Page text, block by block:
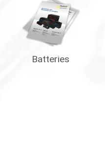
Batteries